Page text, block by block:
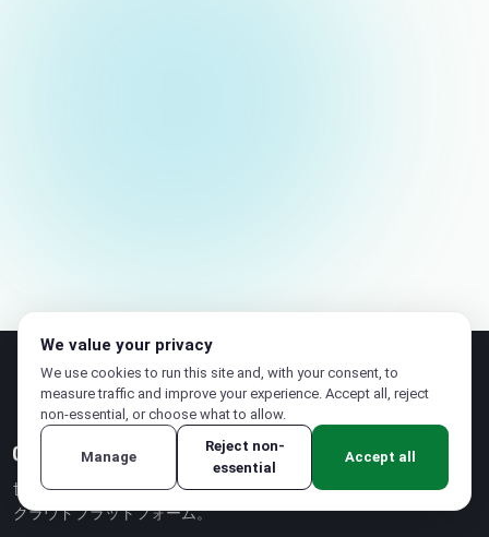
世界中のサービスプロバイダー向けソブリン
クラウドプラットフォーム。
We value your privacy
We use cookies to run this site and, with your consent, to
measure traffic and improve your experience. Accept all, reject
non-essential, or choose what to allow.
Manage
Reject non-
essential
Accept all